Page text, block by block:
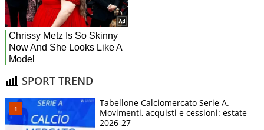
SPORT TREND
Tabellone Calciomercato Serie A.
Movimenti, acquisti e cessioni: estate
2026-27